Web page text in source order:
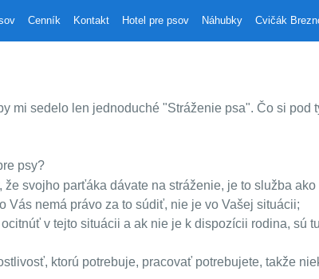
Cenník Kontakt Hotel pre psov Náhubky Cvičák
mi sedelo len jednoduché "Stráženie psa". Čo si pod
psy?
svojho parťáka dávate na stráženie, je to služba
Vás nemá právo za to súdiť, nie je vo Vašej situácii;
v tejto situácii a ak nie je k dispozícii rodina, sú
ktorú potrebuje, pracovať potrebujete, takže